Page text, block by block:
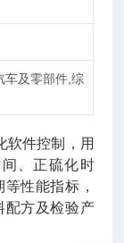
车及零部件,综
软件控制，用
、正硫化时
性能指标，
配方及检验产